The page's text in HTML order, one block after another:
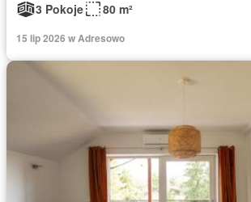
3 Pokoje
80 m²
15 lip 2026 w Adresowo